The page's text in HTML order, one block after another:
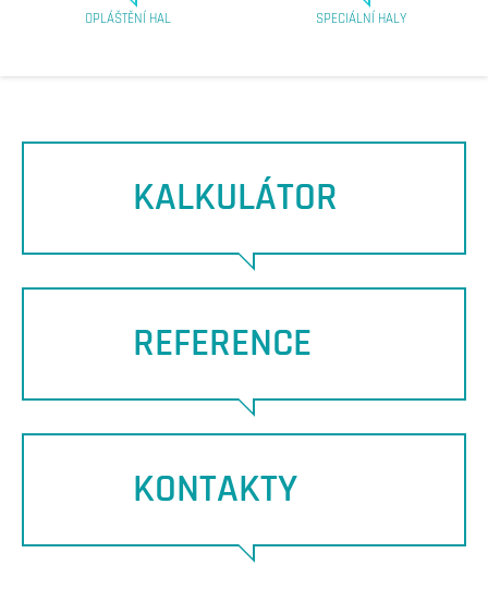
OPLÁŠTĚNÍ HAL SPECIÁLNÍ HALY
KALKULÁTOR
REFERENCE
KONTAKTY